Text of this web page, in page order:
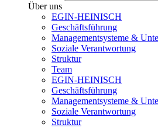
Über uns
EGIN-HEINISCH
Geschäftsführung
Managementsysteme &
Soziale Verantwortung
Struktur
Team
EGIN-HEINISCH
Geschäftsführung
Managementsysteme &
Soziale Verantwortung
Struktur